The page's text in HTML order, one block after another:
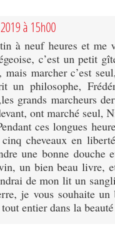
à 15h00
à neuf heures et me
c’est un petit
marcher c’est
un philosophe,
grands marcheurs
ont marché seul,
ces longues
cinq cheveaux en
une bonne douche
un bien beau livre,
de mon lit un
je vous souhaite un
entier dans la